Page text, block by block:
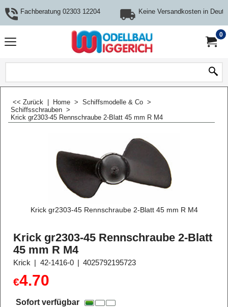
Fachberatung 02303 12204 Keine Versandkosten in
0
<< Zurück Home > Schiffsmodelle & Co >
Schiffsschrauben >
Krick gr2303-45 Rennschraube 2-Blatt 45 mm R M4
Krick gr2303-45 Rennschraube 2-Blatt 45 mm R M4
Krick gr2303-45 Rennschraube 2-Blatt
45 mm R M4
Krick 42-1416-0 4025792195723
€4.70
Sofort verfügbar